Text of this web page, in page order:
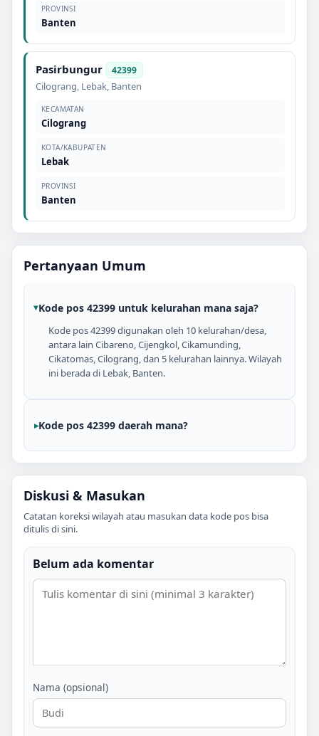
PROVINSI
Banten
Pasirbungur 42399
Cilograng, Lebak, Banten
KECAMATAN
Cilograng
KOTA/KABUPATEN
Lebak
PROVINSI
Banten
Pertanyaan Umum
Kode pos 42399 untuk kelurahan mana saja?
Kode pos 42399 digunakan oleh 10 kelurahan/desa,
antara lain Cibareno, Cijengkol, Cikamunding,
Cikatomas, Cilograng, dan 5 kelurahan lainnya. Wilayah
ini berada di Lebak, Banten.
Kode pos 42399 daerah mana?
Diskusi & Masukan
Catatan koreksi wilayah atau masukan data kode pos bisa
ditulis di sini.
Belum ada komentar
Nama (opsional)